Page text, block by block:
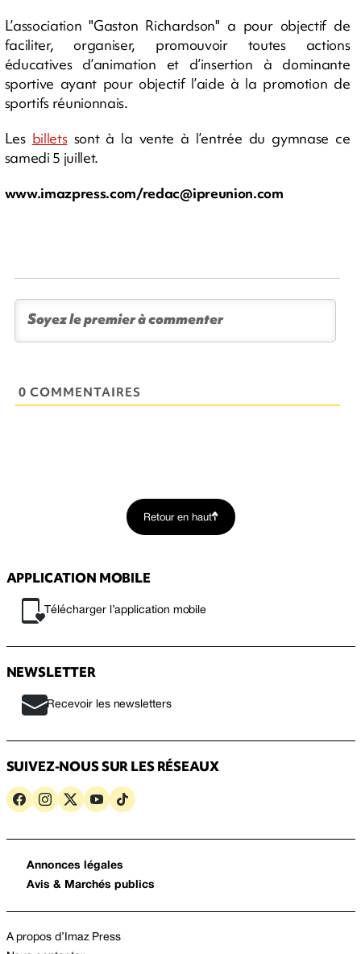
L’association "Gaston Richardson" a pour objectif de
faciliter, organiser, promouvoir toutes actions
éducatives d’animation et d’insertion à dominante
sportive ayant pour objectif l’aide à la promotion de
sportifs réunionnais.
Les billetssont à la vente à l’entrée du gymnase ce
samedi 5 juillet.
www.imazpress.com/redac@ipreunion.com
0 COMMENTAIRES
Retour en haut
APPLICATION MOBILE
Télécharger l’application mobile
NEWSLETTER
Recevoir les newsletters
SUIVEZ-NOUS SUR LES RÉSEAUX
Annonces légales
Avis & Marchés publics
A propos d’Imaz Press